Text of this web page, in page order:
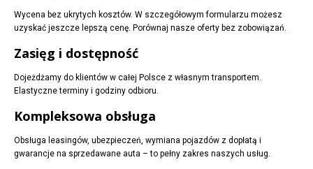
Wycena bez ukrytych kosztów. W szczegółowym formularzu możesz
uzyskać jeszcze lepszą cenę. Porównaj nasze oferty bez zobowiązań.
Zasięg i dostępność
Dojeżdżamy do klientów w całej Polsce z własnym transportem.
Elastyczne terminy i godziny odbioru.
Kompleksowa obsługa
Obsługa leasingów, ubezpieczeń, wymiana pojazdów z dopłatą i
gwarancje na sprzedawane auta – to pełny zakres naszych usług.